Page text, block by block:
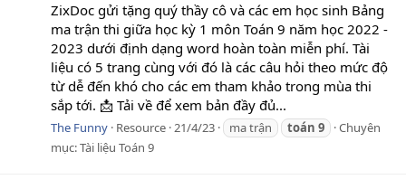
ZixDoc gửi tặng quý thầy cô và các em học sinh Bảng
ma trận thi giữa học kỳ 1 môn Toán 9 năm học 2022 -
2023 dưới định dạng word hoàn toàn miễn phí. Tài
liệu có 5 trang cùng với đó là các câu hỏi theo mức độ
từ dễ đến khó cho các em tham khảo trong mùa thi
sắp tới. 📩 Tải về để xem bản đầy đủ...
The Funny Resource 21/4/23 ma trận toán 9
Chuyên
mục:Tài liệu Toán 9